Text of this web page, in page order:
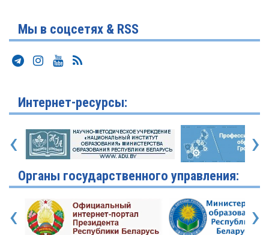
Мы в соцсетях & RSS
Интернет-ресурсы:
‹ ›
Органы государственного управления:
‹ ›